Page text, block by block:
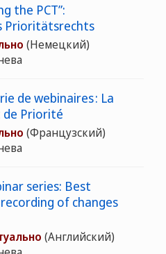
the PCT”:
Prioritätsrechts
(Немецкий)
de webinaires : La
Priorité
(Французский)
series: Best
of changes
(Английский)